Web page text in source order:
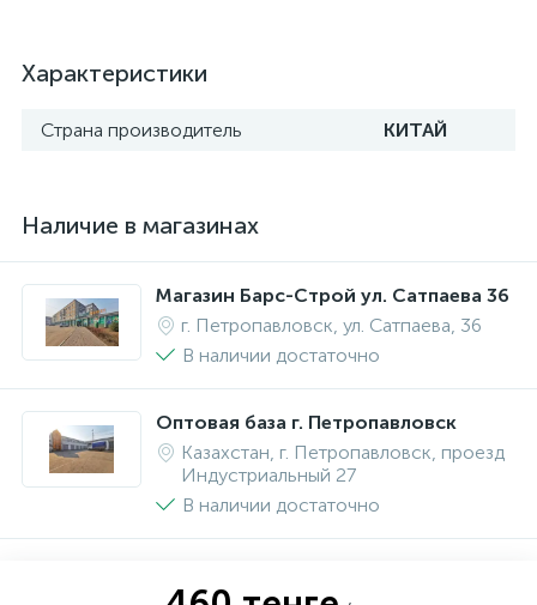
Характеристики
Страна производитель КИТАЙ
Наличие в магазинах
Магазин Барс-Строй ул. Сатпаева 36
г. Петропавловск, ул. Сатпаева, 36
В наличии достаточно
Оптовая база г. Петропавловск
Казахстан, г. Петропавловск, проезд
Индустриальный 27
В наличии достаточно